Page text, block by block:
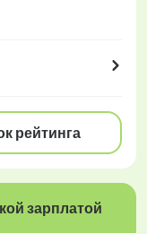
рейтинга
зарплатой